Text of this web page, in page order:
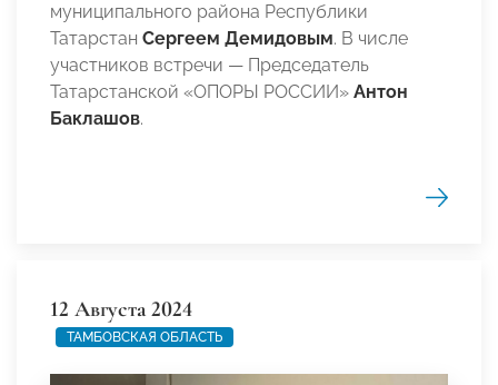
муниципального района Республики
Татарстан Сергеем Демидовым. В числе
участников встречи — Председатель
Татарстанской «ОПОРЫ РОССИИ» Антон
Баклашов.
12 Августа 2024
ТАМБОВСКАЯ ОБЛАСТЬ